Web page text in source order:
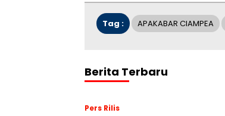
Tag : APAKABAR CIAMPEA
Berita Terbaru
Pers Rilis